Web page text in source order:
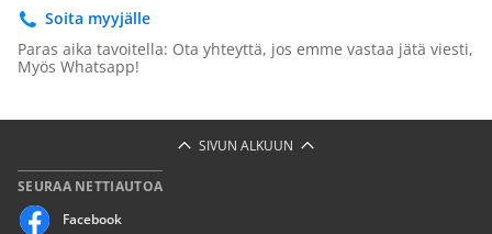
Soita myyjälle
Paras aika tavoitella: Ota yhteyttä, jos emme vastaa jätä viesti,
Myös Whatsapp!
SIVUN ALKUUN
SEURAA NETTIAUTOA
Facebook